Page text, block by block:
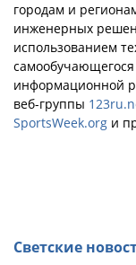
городам и
инженерных
использованием
самообучающегося
информационной
веб-группы
SportsWeek.org и
Светские